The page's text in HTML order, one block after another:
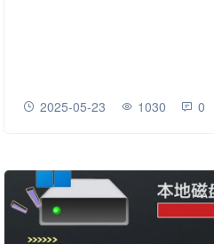
2025-05-23 1030 0